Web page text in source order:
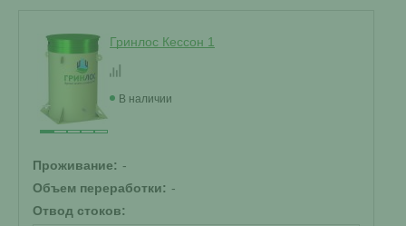
Гринлос Кессон 1
В наличии
Проживание: -
Объем переработки: -
Отвод стоков: